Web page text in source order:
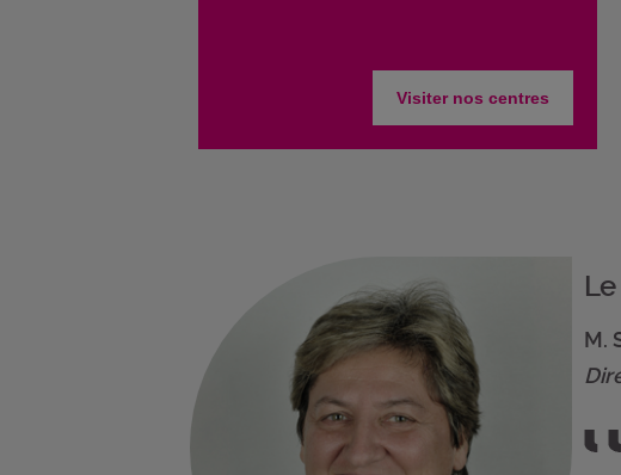
Visiter nos centres
M.